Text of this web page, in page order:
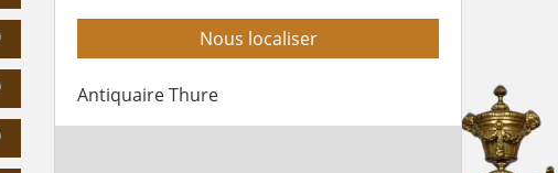
Nous localiser
Antiquaire Thure